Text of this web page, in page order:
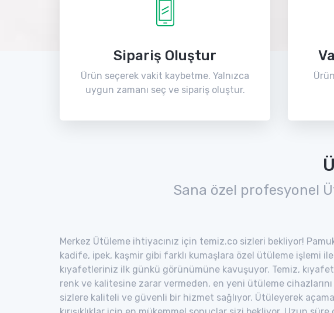
Sipariş Oluştur
Ürün seçerek vakit kaybetme. Yalnızca
uygun zamanı seç ve sipariş oluştur.
Sana özel profesyonel
Merkez Ütüleme ihtiyacınız için temiz.co sizleri bekliyor!
kadife, ipek, kaşmir gibi farklı kumaşlara özel ütüleme işlemi ile
kıyafetleriniz ilk günkü görünümüne kavuşuyor. Temiz,
renk ve kalitesine zarar vermeden, en yeni ütüleme
sizlere kaliteli ve güvenli bir hizmet sağlıyor. Ütüleyerek